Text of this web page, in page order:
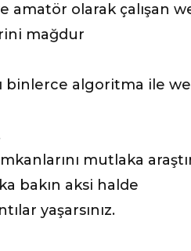
amatör olarak çalışan
mağdur
binlerce algoritma ile
mutlaka
bakın aksi halde
yaşarsınız.